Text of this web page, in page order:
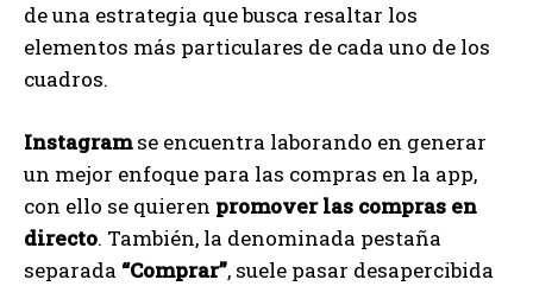
de una estrategia que busca resaltar los
elementos más particulares de cada uno de los
cuadros.
Instagramse encuentra laborando en generar
un mejor enfoque para las compras en la app,
con ello se quieren promover las compras en
directo. También, la denominada pestaña
separada “Comprar”, suele pasar desapercibida